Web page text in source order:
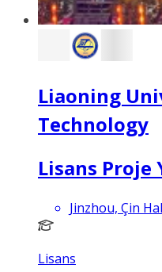
Liaoning
Technology
Lisans Proje
Jinzhou, Çin
Lisans